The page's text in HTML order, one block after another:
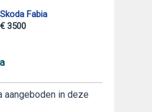
Skoda Fabia
€ 3500
aangeboden in deze